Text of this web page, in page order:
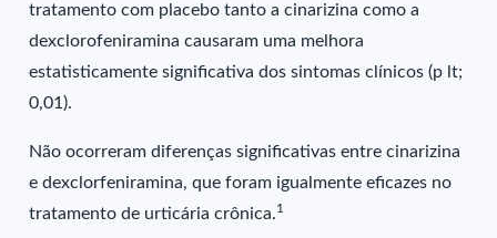
tratamento com placebo tanto a cinarizina como a
dexclorofeniramina causaram uma melhora
estatisticamente significativa dos sintomas clínicos (p lt;
0,01).
Não ocorreram diferenças significativas entre cinarizina
e dexclorfeniramina, que foram igualmente eficazes no
tratamento de urticária crônica.1